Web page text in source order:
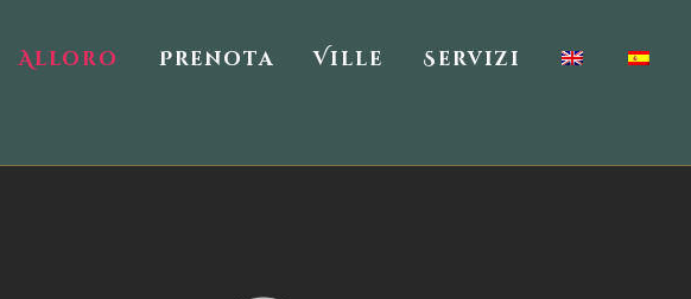
Alloro Prenota Ville Servizi